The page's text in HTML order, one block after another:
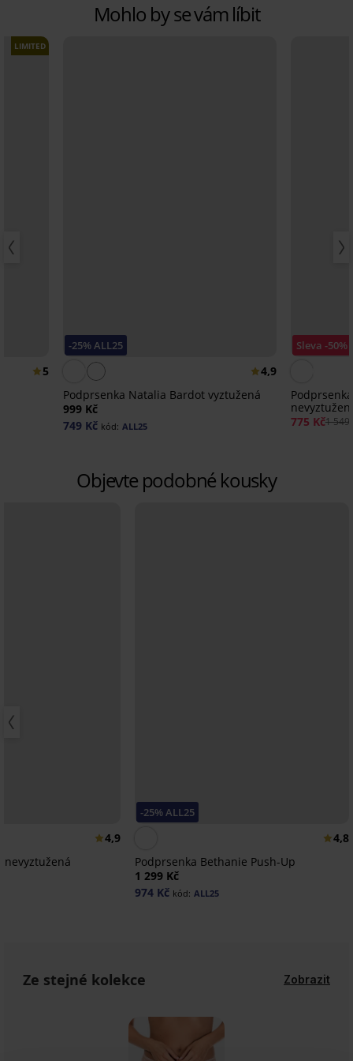
Mohlo by se vám líbit
LIMITED
5
-25% ALL25
4,9
Podprsenka Natalia Bardot vyztužená
999 Kč
749 Kč kód: ALL25
Sleva -50%
775 Kč1 549
Objevte podobné kousky
4,9
nevyztužená
-25% ALL25
4,8
Podprsenka Bethanie Push-Up
1 299 Kč
974 Kč kód: ALL25
Ze stejné kolekce Zobrazit